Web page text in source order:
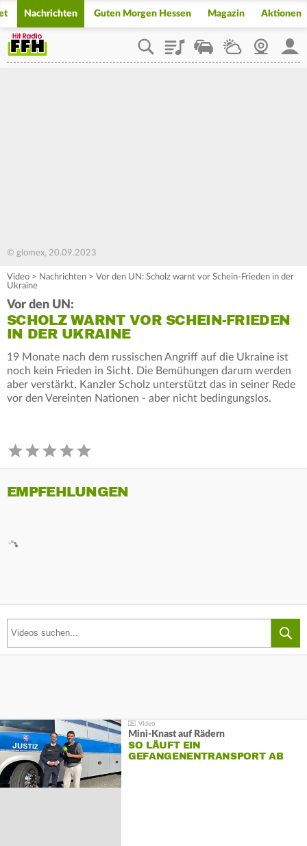
Nachrichten Guten Morgen Hessen Magazin Aktionen
PlaylistStaupilotWetterWebcam
© glomex, 20.09.2023
Video > Nachrichten > Vor den UN: Scholz warnt vor Schein-Frieden in der
Ukraine
Vor den UN:
SCHOLZ WARNT VOR SCHEIN-FRIEDEN
IN DER UKRAINE
19 Monate nach dem russischen Angriff auf die Ukraine ist
noch kein Frieden in Sicht. Die Bemühungen darum werden
aber verstärkt. Kanzler Scholz unterstützt das in seiner Rede
vor den Vereinten Nationen - aber nicht bedingungslos.
EMPFEHLUNGEN
Mini-Knast auf Rädern
SO LÄUFT EIN
GEFANGENENTRANSPORT AB